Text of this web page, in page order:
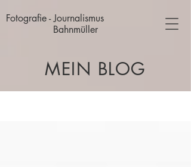
Fotografie - Journalismus
Bahnmüller
MEIN BLOG